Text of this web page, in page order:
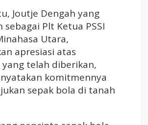
Joutje Dengah yang
sebagai Plt Ketua PSSI
Utara,
apresiasi atas
yang telah diberikan,
komitmennya
sepak bola di tanah